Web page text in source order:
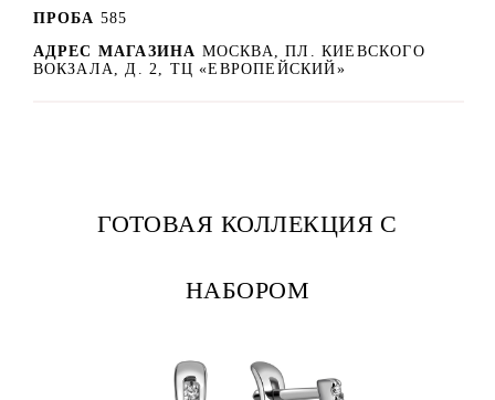
ПРОБА 585
АДРЕС МАГАЗИНА МОСКВА, ПЛ. КИЕВСКОГО
ВОКЗАЛА, Д. 2, ТЦ «ЕВРОПЕЙСКИЙ»
ГОТОВАЯ КОЛЛЕКЦИЯ С
НАБОРОМ